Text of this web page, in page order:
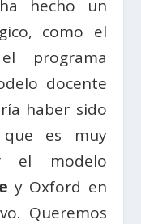
hecho un
como el
docente
haber sido
es muy
el modelo
y Oxford en
Queremos